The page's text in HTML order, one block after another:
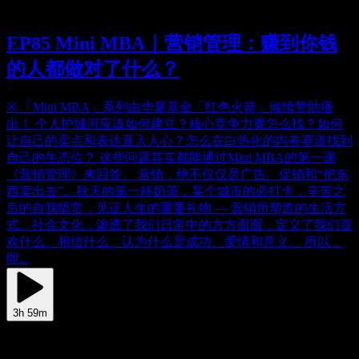
EP85 Mini MBA｜营销管理：赚到你钱
的人都做对了什么？
※ 「Mini MBA」系列由华夏基金「红色火箭」倾情赞助播
出！ 个人护城河应该如何建立？核心竞争力要怎么找？如何
让自己的卖点和表达直入人心？怎么在白热化的内卷赛道找到
自己的生态位？ 这些问题其实都能通过Mini MBA的第一课
《营销管理》来回答。 营销，绝不仅仅是广告、促销和“把东
西卖出去”。秋天的第一杯奶茶，某个城市的必打卡，辛苦之
后的自我犒赏，见证人生的重要礼物 — 营销所塑造的生活方
式、社会文化，渗透了我们日常中的方方面面，定义了我们喜
欢什么、相信什么、认为什么是成功、爱情和意义。 所以，
即...
3h 59m